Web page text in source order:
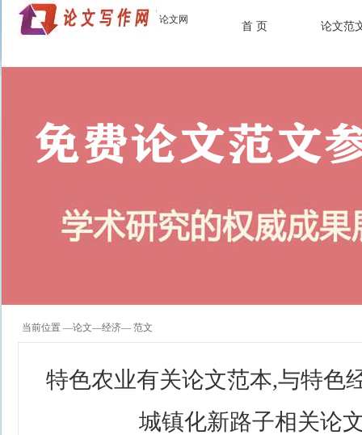
论文网
首 页 论文范
当前位置 —论文—经济— 范文
特色农业有关论文范本,与特色
城镇化新路子相关论